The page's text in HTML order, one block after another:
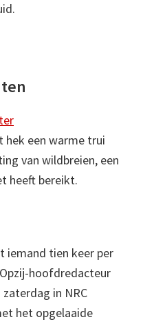
een warme trui
van wildbreien, een
heeft bereikt.
iemand tien keer per
hoofdredacteur
in NRC
het opgelaaide